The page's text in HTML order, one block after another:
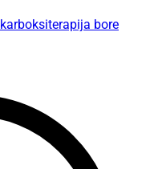
karboksiterapija bore